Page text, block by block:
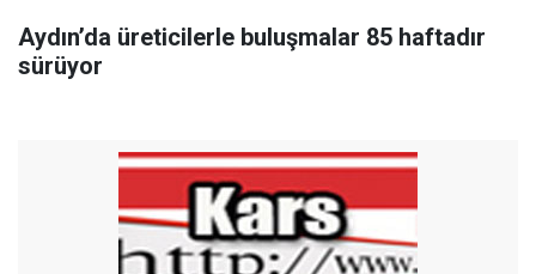
Aydın’da üreticilerle buluşmalar 85 haftadır
sürüyor